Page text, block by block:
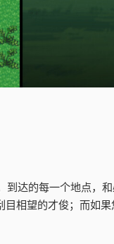
到达的每一个地点，
目相望的才俊；而如